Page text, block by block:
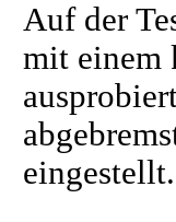
Auf der
mit einem
eingestellt.